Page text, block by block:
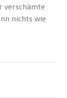
verschämte
nichts wie